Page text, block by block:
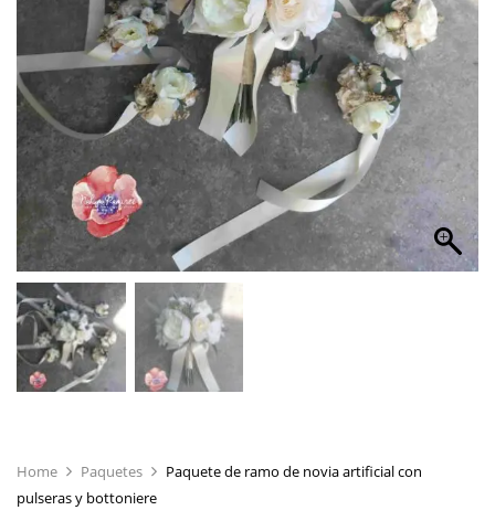
Home Paquetes
Paquete de ramo de novia artificial con
pulseras y bottoniere